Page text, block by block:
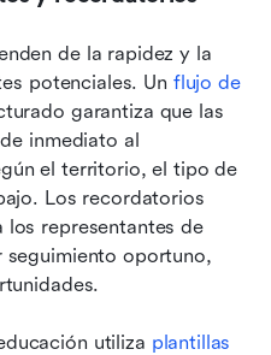
de la rapidez y la
potenciales. Un flujo de
garantiza que las
inmediato al
el territorio, el tipo de
Los recordatorios
los representantes de
seguimiento oportuno,
utiliza plantillas